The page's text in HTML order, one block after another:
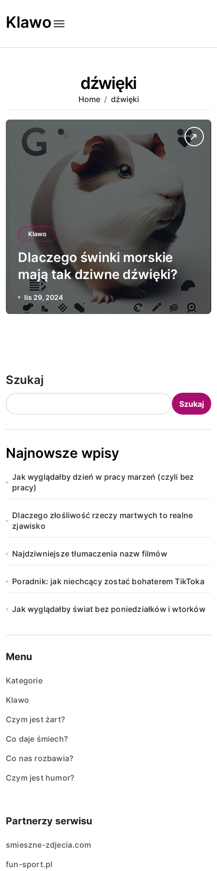
to
content
Klawo
dźwięki
Home dźwięki
Klawo
Dlaczego świnki morskie
mają tak dziwne dźwięki?
lis 29, 2024
Szukaj
Szukaj
Najnowsze wpisy
Jak wyglądałby dzień w pracy marzeń (czyli bez
pracy)
Dlaczego złośliwość rzeczy martwych to realne
zjawisko
Najdziwniejsze tłumaczenia nazw filmów
Poradnik: jak niechcący zostać bohaterem TikToka
Jak wyglądałby świat bez poniedziałków i wtorków
Menu
Kategorie
Klawo
Czym jest żart?
Co daje śmiech?
Co nas rozbawia?
Czym jest humor?
Partnerzy serwisu
smieszne-zdjecia.com
fun-sport.pl